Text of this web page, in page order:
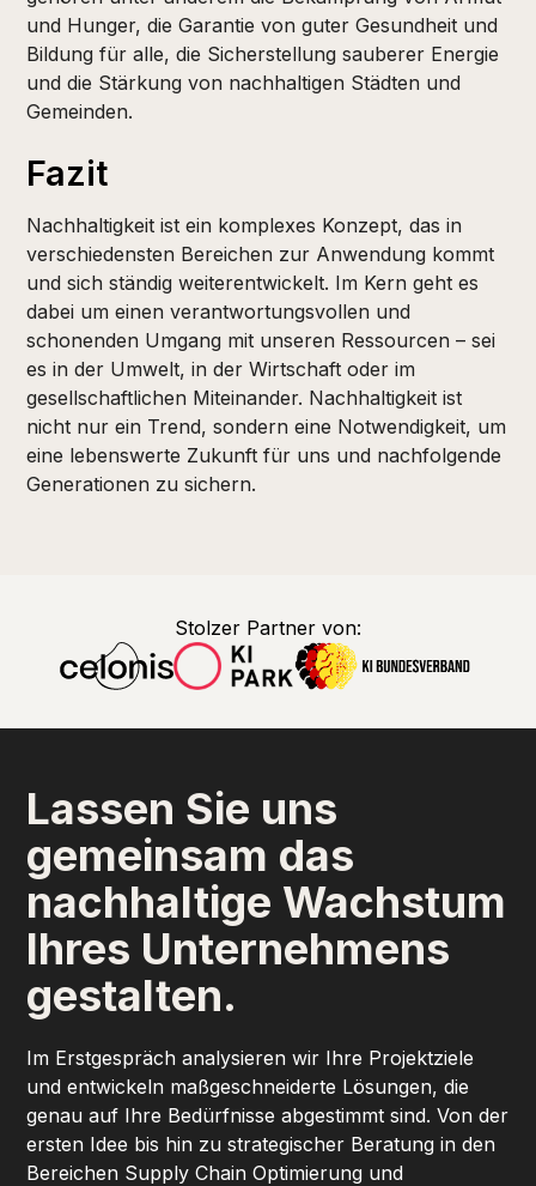
und Hunger, die Garantie von guter Gesundheit und
Bildung für alle, die Sicherstellung sauberer Energie
und die Stärkung von nachhaltigen Städten und
Gemeinden.
Fazit
Nachhaltigkeit ist ein komplexes Konzept, das in
verschiedensten Bereichen zur Anwendung kommt
und sich ständig weiterentwickelt. Im Kern geht es
dabei um einen verantwortungsvollen und
schonenden Umgang mit unseren Ressourcen – sei
es in der Umwelt, in der Wirtschaft oder im
gesellschaftlichen Miteinander. Nachhaltigkeit ist
nicht nur ein Trend, sondern eine Notwendigkeit, um
eine lebenswerte Zukunft für uns und nachfolgende
Generationen zu sichern.
Stolzer Partner von:
Lassen Sie uns
gemeinsam das
nachhaltige Wachstum
Ihres Unternehmens
gestalten.
Im Erstgespräch analysieren wir Ihre Projektziele
und entwickeln maßgeschneiderte Lösungen, die
genau auf Ihre Bedürfnisse abgestimmt sind. Von der
ersten Idee bis hin zu strategischer Beratung in den
Bereichen Supply Chain Optimierung und